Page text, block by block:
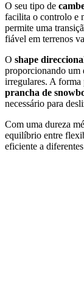
O seu tipo de
facilita o controlo e
permite uma
fiável em terrenos
O shape
proporcionando um
irregulares. A forma
prancha de
necessário para
Com uma dureza
equilíbrio entre
eficiente a diferentes